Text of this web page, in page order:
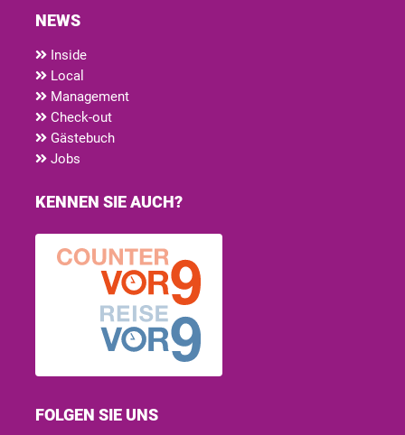
NEWS
Inside
Local
Management
Check-out
Gästebuch
Jobs
KENNEN SIE AUCH?
FOLGEN SIE UNS